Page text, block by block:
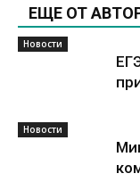
ЕЩЕ ОТ
Новости
Новости